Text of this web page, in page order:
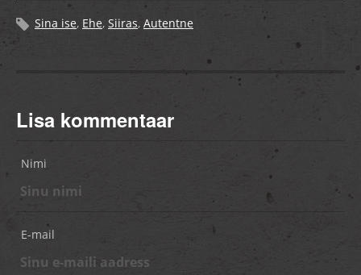
Sina ise, Ehe, Siiras, Autentne
Lisa kommentaar
Nimi
E-mail